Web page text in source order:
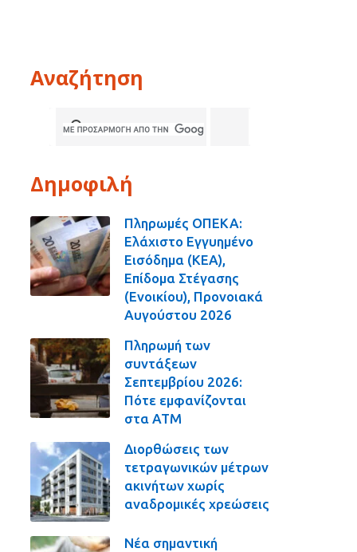
Αναζήτηση
Δημοφιλή
Πληρωμές ΟΠΕΚΑ:
Ελάχιστο Εγγυημένο
Εισόδημα (ΚΕΑ),
Επίδομα Στέγασης
(Ενοικίου), Προνοιακά
Αυγούστου 2026
Πληρωμή των
συντάξεων
Σεπτεμβρίου 2026:
Πότε εμφανίζονται
στα ΑΤΜ
Διορθώσεις των
τετραγωνικών μέτρων
ακινήτων χωρίς
αναδρομικές χρεώσεις
Νέα σημαντική